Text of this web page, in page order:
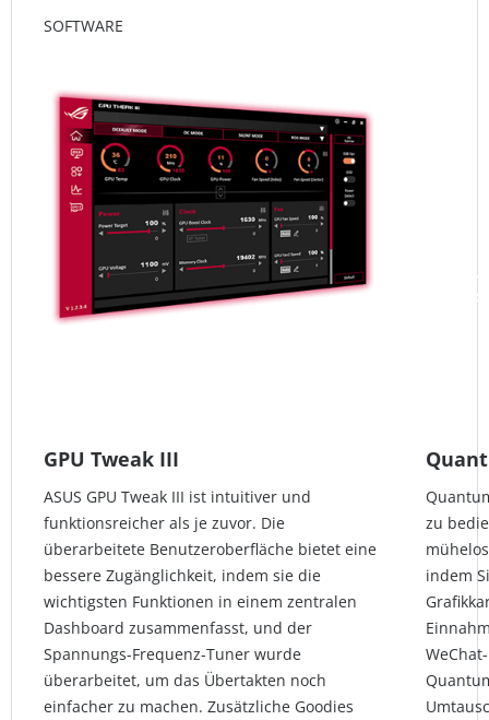
SOFTWARE
GPU Tweak III
ASUS GPU Tweak III ist intuitiver und
funktionsreicher als je zuvor. Die
überarbeitete Benutzeroberfläche bietet eine
bessere Zugänglichkeit, indem sie die
wichtigsten Funktionen in einem zentralen
Dashboard zusammenfasst, und der
Spannungs-Frequenz-Tuner wurde
überarbeitet, um das Übertakten noch
einfacher zu machen. Zusätzliche Goodies
zu
indem